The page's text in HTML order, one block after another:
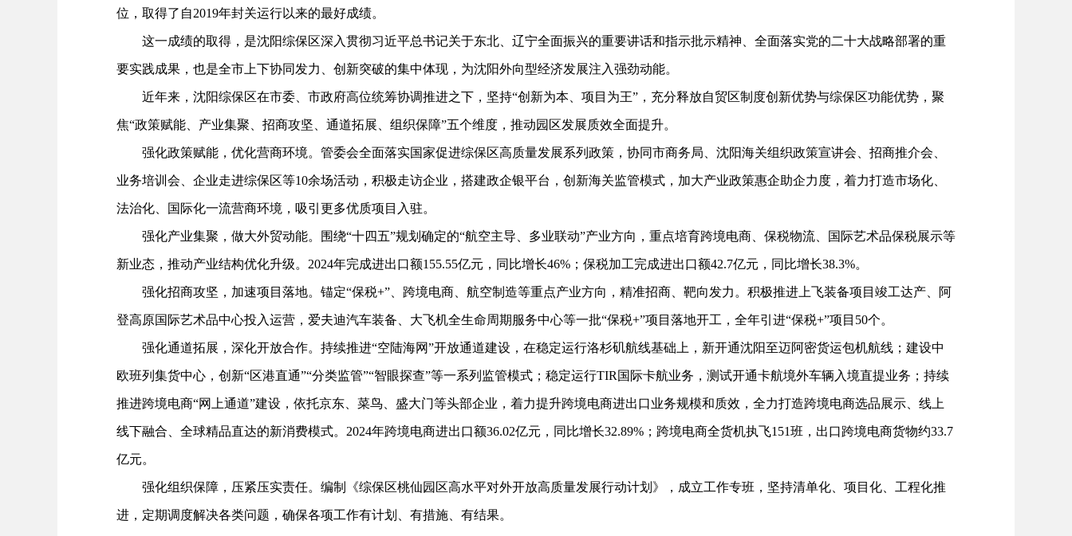
位，取得了自2019年封关运行以来的最好成绩。
这一成绩的取得，是沈阳综保区深入贯彻习近平总书记关于东北、辽宁全面振兴的重要讲话和指示批示精神、全面落实党的二十大战略部署的重
要实践成果，也是全市上下协同发力、创新突破的集中体现，为沈阳外向型经济发展注入强劲动能。
近年来，沈阳综保区在市委、市政府高位统筹协调推进之下，坚持“创新为本、项目为王”，充分释放自贸区制度创新优势与综保区功能优势，聚
焦“政策赋能、产业集聚、招商攻坚、通道拓展、组织保障”五个维度，推动园区发展质效全面提升。
强化政策赋能，优化营商环境。管委会全面落实国家促进综保区高质量发展系列政策，协同市商务局、沈阳海关组织政策宣讲会、招商推介会、
业务培训会、企业走进综保区等10余场活动，积极走访企业，搭建政企银平台，创新海关监管模式，加大产业政策惠企助企力度，着力打造市场化、
法治化、国际化一流营商环境，吸引更多优质项目入驻。
强化产业集聚，做大外贸动能。围绕“十四五”规划确定的“航空主导、多业联动”产业方向，重点培育跨境电商、保税物流、国际艺术品保税展示等
新业态，推动产业结构优化升级。2024年完成进出口额155.55亿元，同比增长46%；保税加工完成进出口额42.7亿元，同比增长38.3%。
强化招商攻坚，加速项目落地。锚定“保税+”、跨境电商、航空制造等重点产业方向，精准招商、靶向发力。积极推进上飞装备项目竣工达产、阿
登高原国际艺术品中心投入运营，爱夫迪汽车装备、大飞机全生命周期服务中心等一批“保税+”项目落地开工，全年引进“保税+”项目50个。
强化通道拓展，深化开放合作。持续推进“空陆海网”开放通道建设，在稳定运行洛杉矶航线基础上，新开通沈阳至迈阿密货运包机航线；建设中
欧班列集货中心，创新“区港直通”“分类监管”“智眼探查”等一系列监管模式；稳定运行TIR国际卡航业务，测试开通卡航境外车辆入境直提业务；持续
推进跨境电商“网上通道”建设，依托京东、菜鸟、盛大门等头部企业，着力提升跨境电商进出口业务规模和质效，全力打造跨境电商选品展示、线上
线下融合、全球精品直达的新消费模式。2024年跨境电商进出口额36.02亿元，同比增长32.89%；跨境电商全货机执飞151班，出口跨境电商货物约33.7
亿元。
强化组织保障，压紧压实责任。编制《综保区桃仙园区高水平对外开放高质量发展行动计划》，成立工作专班，坚持清单化、项目化、工程化推
进，定期调度解决各类问题，确保各项工作有计划、有措施、有结果。